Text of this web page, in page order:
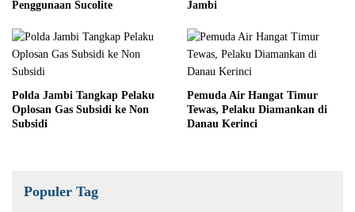
Penggunaan Sucolite Jambi
Polda Jambi Tangkap Pelaku
Oplosan Gas Subsidi ke Non
Subsidi
Pemuda Air Hangat Timur
Tewas, Pelaku Diamankan di
Danau Kerinci
Populer Tag